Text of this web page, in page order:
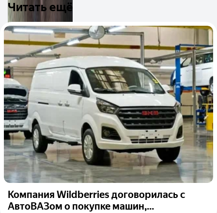
Читать ещё
Компания Wildberries договорилась с
АвтоВАЗом о покупке машин,...